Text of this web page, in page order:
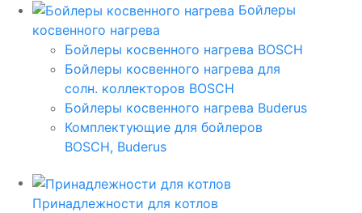
Бойлеры
косвенного нагрева
Бойлеры косвенного нагрева BOSCH
Бойлеры косвенного нагрева для
солн. коллекторов BOSCH
Бойлеры косвенного нагрева Buderus
Комплектующие для бойлеров
BOSCH, Buderus
Принадлежности для котлов